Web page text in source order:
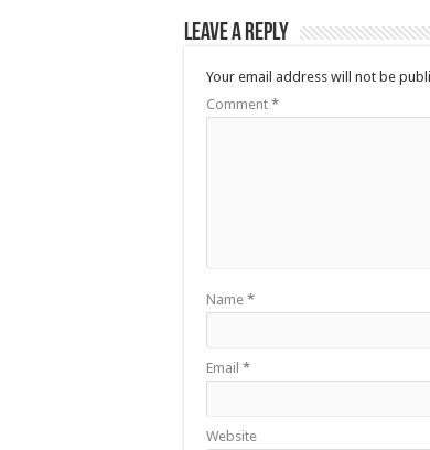
Leave a Reply
Your email address will not be
Comment *
Name *
Email *
Website